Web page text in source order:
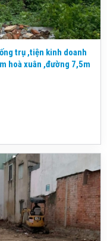
trụ ,tiện kinh doanh
hoà xuân ,đường 7,5m